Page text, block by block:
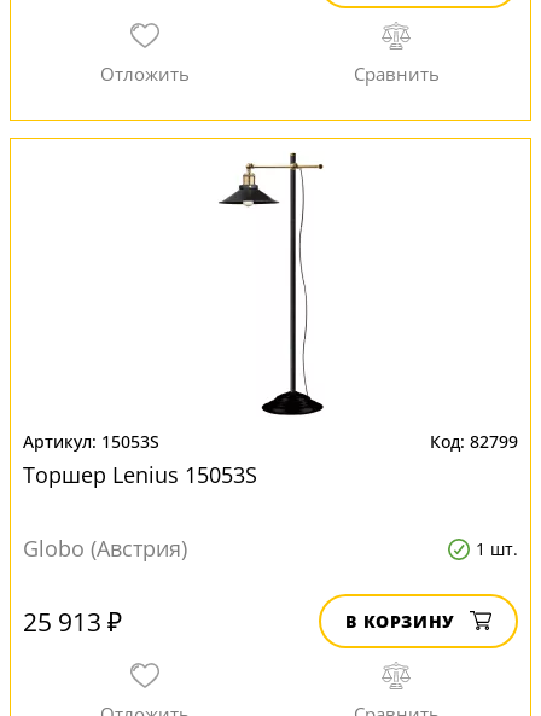
15053S 82799
Торшер Lenius 15053S
Globo (Австрия) 1 шт.
25 913 ₽ В КОРЗИНУ